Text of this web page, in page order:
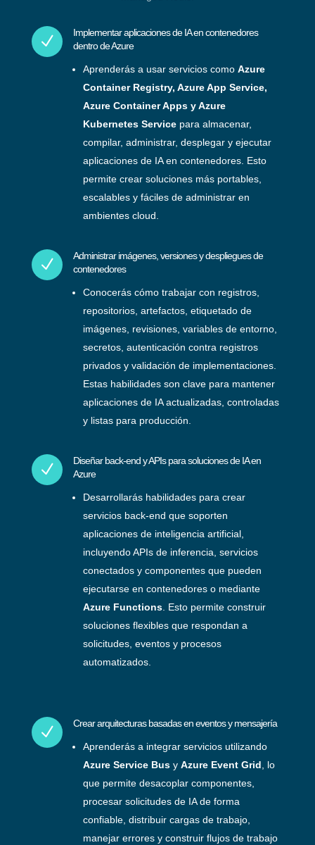
N
Implementar aplicaciones de IA en contenedores
dentro de Azure
Aprenderás a usar servicios como Azure
Container Registry, Azure App Service,
Azure Container Apps y Azure
Kubernetes Servicepara almacenar,
compilar, administrar, desplegar y ejecutar
aplicaciones de IA en contenedores. Esto
permite crear soluciones más portables,
escalables y fáciles de administrar en
ambientes cloud.
N
Administrar imágenes, versiones y despliegues de
contenedores
Conocerás cómo trabajar con registros,
repositorios, artefactos, etiquetado de
imágenes, revisiones, variables de entorno,
secretos, autenticación contra registros
privados y validación de implementaciones.
Estas habilidades son clave para mantener
aplicaciones de IA actualizadas, controladas
y listas para producción.
N
Diseñar back-end y APIs para soluciones de IA en
Azure
Desarrollarás habilidades para crear
servicios back-end que soporten
aplicaciones de inteligencia artificial,
incluyendo APIs de inferencia, servicios
conectados y componentes que pueden
ejecutarse en contenedores o mediante
Azure Functions. Esto permite construir
soluciones flexibles que respondan a
solicitudes, eventos y procesos
automatizados.
N Crear arquitecturas basadas en eventos y mensajería
Aprenderás a integrar servicios utilizando
Azure Service Busy Azure Event Grid, lo
que permite desacoplar componentes,
procesar solicitudes de IA de forma
confiable, distribuir cargas de trabajo,
manejar errores y construir flujos de trabajo